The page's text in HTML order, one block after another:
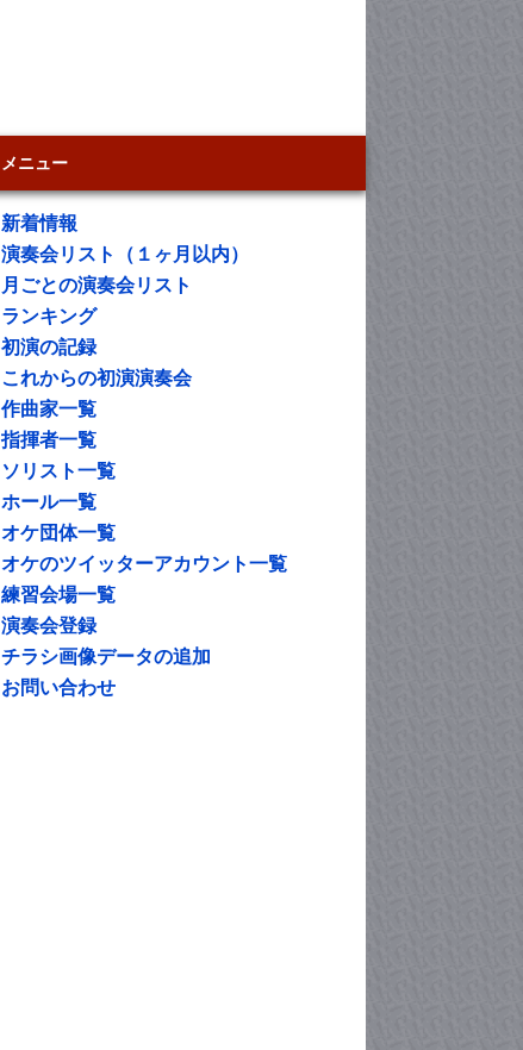
メニュー
新着情報
演奏会リスト（１ヶ月以内）
月ごとの演奏会リスト
ランキング
初演の記録
これからの初演演奏会
作曲家一覧
指揮者一覧
ソリスト一覧
ホール一覧
オケ団体一覧
オケのツイッターアカウント一覧
練習会場一覧
演奏会登録
チラシ画像データの追加
お問い合わせ